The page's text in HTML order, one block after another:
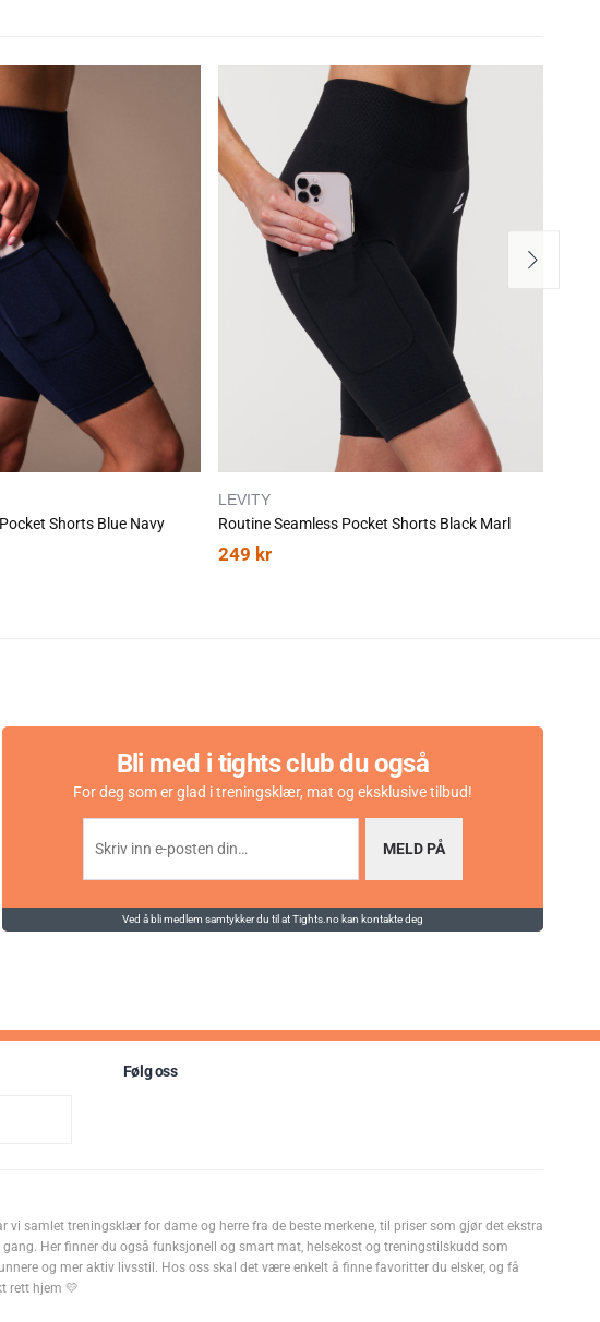
Shorts Blue Navy
LEVITY
Routine Seamless Pocket Shorts Black Marl
249 kr
Bli med i tights club du også
For deg som er glad i treningsklær, mat og eksklusive tilbud!
MELD PÅ
Ved å bli medlem samtykker du til at Tights.no kan kontakte deg
Følg oss
vi samlet treningsklær for dame og herre fra de beste merkene, til priser som gjør det ekstra
Her finner du også funksjonell og smart mat, helsekost og treningstilskudd som
og mer aktiv livsstil. Hos oss skal det være enkelt å finne favoritter du elsker, og få
rett hjem 💛